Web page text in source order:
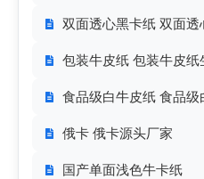
双面透心黑卡纸 双面透
包装牛皮纸 包装牛皮纸
食品级白牛皮纸 食品级
俄卡 俄卡源头厂家
国产单面浅色牛卡纸